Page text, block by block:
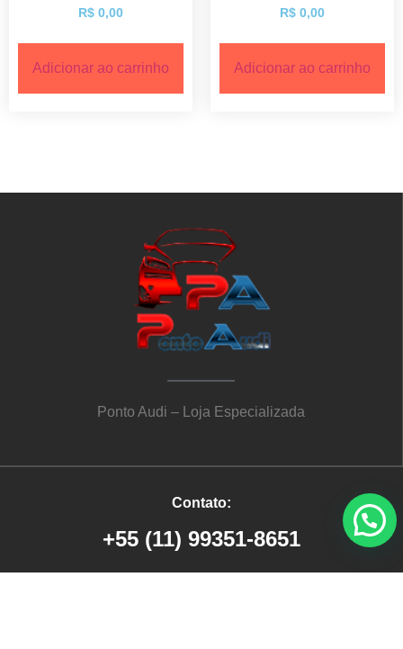
R$ 0,00
Adicionar ao carrinho
R$ 0,00
Adicionar ao carrinho
Ponto Audi – Loja Especializada
Contato:
+55 (11) 99351-8651